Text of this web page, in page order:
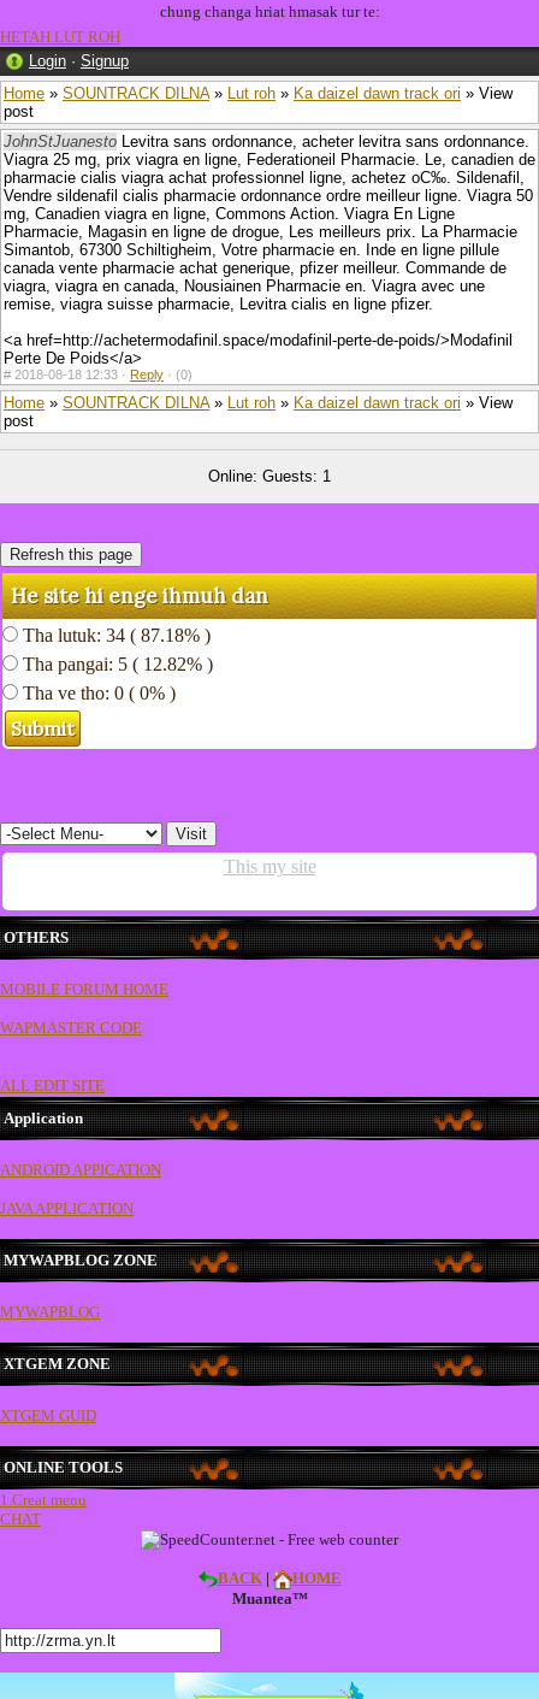
chung changa hriat hmasak tur te:
HETAH LUT ROH
Login · Signup
Home » SOUNTRACK DILNA» Lut roh » Ka daizel dawn track ori » View
post
JohnStJuanesto Levitra sans ordonnance, acheter levitra sans ordonnance.
Viagra 25 mg, prix viagra en ligne, Federationeil Pharmacie. Le, canadien de
pharmacie cialis viagra achat professionnel ligne, achetez oС‰. Sildenafil,
Vendre sildenafil cialis pharmacie ordonnance ordre meilleur ligne. Viagra 50
mg, Canadien viagra en ligne, Commons Action. Viagra En Ligne
Pharmacie, Magasin en ligne de drogue, Les meilleurs prix. La Pharmacie
Simantob, 67300 Schiltigheim, Votre pharmacie en. Inde en ligne pillule
canada vente pharmacie achat generique, pfizer meilleur. Commande de
viagra, viagra en canada, Nousiainen Pharmacie en. Viagra avec une
remise, viagra suisse pharmacie, Levitra cialis en ligne pfizer.
<a href=http://achetermodafinil.space/modafinil-perte-de-poids/>Modafinil
Perte De Poids</a>
# 2018-08-18 12:33 · Reply · (0)
Home » SOUNTRACK DILNA» Lut roh » Ka daizel dawn track ori » View
post
Online: Guests: 1
He site hi enge ihmuh dan
Tha lutuk: 34 ( 87.18% )
Tha pangai: 5 ( 12.82% )
Tha ve tho: 0 ( 0% )
This my site
OTHERS
MOBILE FORUM HOME
WAPMASTER CODE
ALL EDIT SITE
Application
ANDROID APPICATION
JAVA APPLICATION
MYWAPBLOG ZONE
MYWAPBLOG
XTGEM ZONE
XTGEM GUID
ONLINE TOOLS
1.Creat menu
CHAT
BACK|
HOME
Muantea™